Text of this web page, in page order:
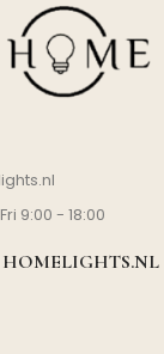
9:00 - 18:00